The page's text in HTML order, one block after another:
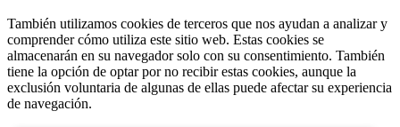
También utilizamos cookies de terceros que nos ayudan a analizar y
comprender cómo utiliza este sitio web. Estas cookies se
almacenarán en su navegador solo con su consentimiento. También
tiene la opción de optar por no recibir estas cookies, aunque la
exclusión voluntaria de algunas de ellas puede afectar su experiencia
de navegación.